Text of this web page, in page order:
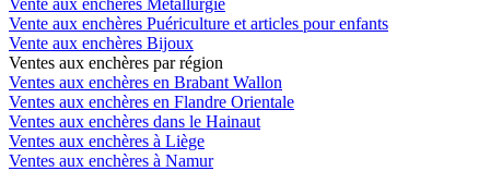
Vente aux enchères Puériculture et articles pour enfants
Vente aux enchères Bijoux
Ventes aux enchères par région
Ventes aux enchères en Brabant Wallon
Ventes aux enchères en Flandre Orientale
Ventes aux enchères dans le Hainaut
Ventes aux enchères à Liège
Ventes aux enchères à Namur